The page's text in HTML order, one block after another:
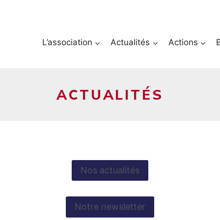
L’association
Actualités Actions
ACTUALITÉS
Nos actualités
Notre newsletter